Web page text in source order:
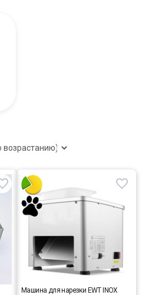
Машина для нарезки EWT INOX